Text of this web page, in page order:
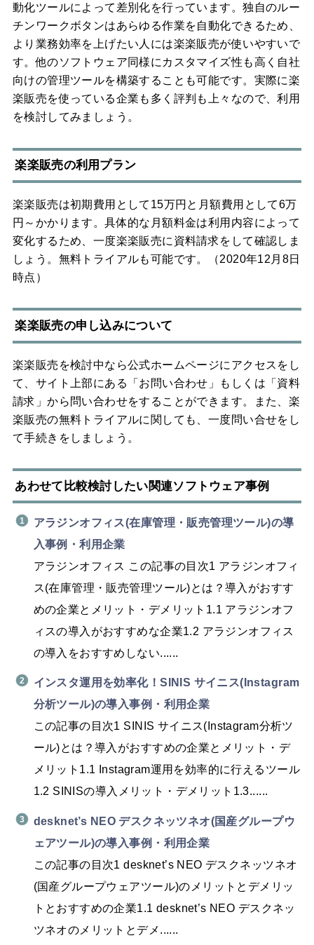
動化ツールによって差別化を行っています。独自のルー
チンワークボタンはあらゆる作業を自動化できるため、
より業務効率を上げたい人には楽楽販売が使いやすいで
す。他のソフトウェア同様にカスタマイズ性も高く自社
向けの管理ツールを構築することも可能です。実際に楽
楽販売を使っている企業も多く評判も上々なので、利用
を検討してみましょう。
楽楽販売の利用プラン
楽楽販売は初期費用として15万円と月額費用として6万
円～かかります。具体的な月額料金は利用内容によって
変化するため、一度楽楽販売に資料請求をして確認しま
しょう。無料トライアルも可能です。（2020年12月8日
時点）
楽楽販売の申し込みについて
楽楽販売を検討中なら公式ホームページにアクセスをし
て、サイト上部にある「お問い合わせ」もしくは「資料
請求」から問い合わせをすることができます。また、楽
楽販売の無料トライアルに関しても、一度問い合せをし
て手続きをしましょう。
あわせて比較検討したい関連ソフトウェア事例
アラジンオフィス(在庫管理・販売管理ツール)の導
入事例・利用企業
アラジンオフィス この記事の目次1 アラジンオフィ
ス(在庫管理・販売管理ツール)とは？導入がおすす
めの企業とメリット・デメリット1.1 アラジンオフ
ィスの導入がおすすめな企業1.2 アラジンオフィス
の導入をおすすめしない......
インスタ運用を効率化！SINIS サイニス(Instagram
分析ツール)の導入事例・利用企業
この記事の目次1 SINIS サイニス(Instagram分析ツ
ール)とは？導入がおすすめの企業とメリット・デ
メリット1.1 Instagram運用を効率的に行えるツール
1.2 SINISの導入メリット・デメリット1.3......
desknet’s NEO デスクネッツネオ(国産グループウ
ェアツール)の導入事例・利用企業
この記事の目次1 desknet’s NEO デスクネッツネオ
(国産グループウェアツール)のメリットとデメリッ
トとおすすめの企業1.1 desknet’s NEO デスクネッ
ツネオのメリットとデメ......